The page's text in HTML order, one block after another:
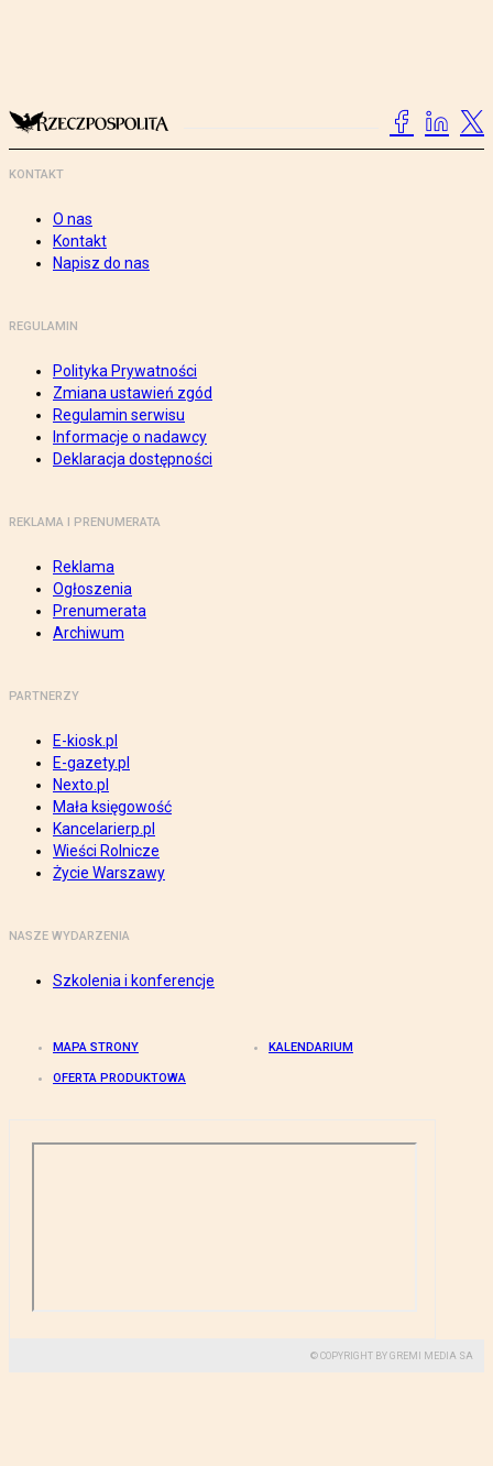
KONTAKT
O nas
Kontakt
Napisz do nas
REGULAMIN
Polityka Prywatności
Zmiana ustawień zgód
Regulamin serwisu
Informacje o nadawcy
Deklaracja dostępności
REKLAMA I PRENUMERATA
Reklama
Ogłoszenia
Prenumerata
Archiwum
PARTNERZY
E-kiosk.pl
E-gazety.pl
Nexto.pl
Mała księgowość
Kancelarierp.pl
Wieści Rolnicze
Życie Warszawy
NASZE WYDARZENIA
Szkolenia i konferencje
MAPA STRONY KALENDARIUM
OFERTA PRODUKTOWA
© COPYRIGHT BY GREMI MEDIA SA